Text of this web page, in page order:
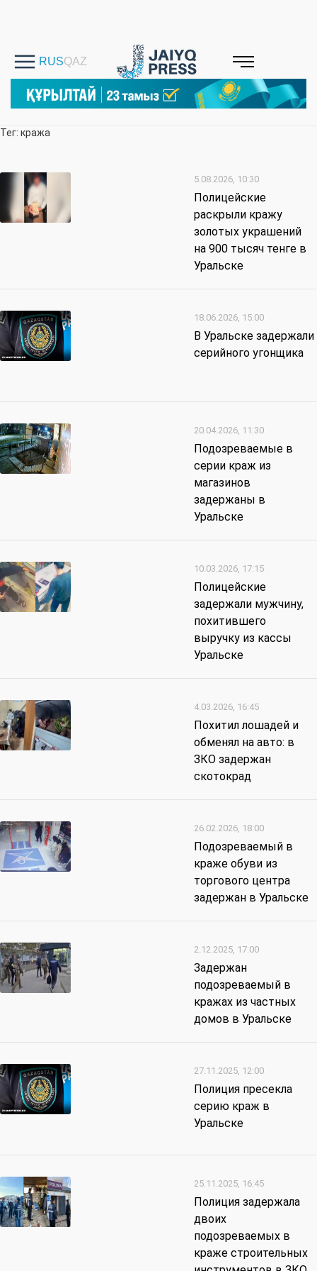
Тег: кража
5.08.2026, 10:30
Полицейские
раскрыли кражу
золотых украшений
на 900 тысяч тенге в
Уральске
18.06.2026, 15:00
В Уральске задержали
серийного угонщика
20.04.2026, 11:30
Подозреваемые в
серии краж из
магазинов
задержаны в
Уральске
10.03.2026, 17:15
Полицейские
задержали мужчину,
похитившего
выручку из кассы
Уральске
4.03.2026, 16:45
Похитил лошадей и
обменял на авто: в
ЗКО задержан
скотокрад
26.02.2026, 18:00
Подозреваемый в
краже обуви из
торгового центра
задержан в Уральске
2.12.2025, 17:00
Задержан
подозреваемый в
кражах из частных
домов в Уральске
27.11.2025, 12:00
Полиция пресекла
серию краж в
Уральске
25.11.2025, 16:45
Полиция задержала
двоих
подозреваемых в
краже строительных